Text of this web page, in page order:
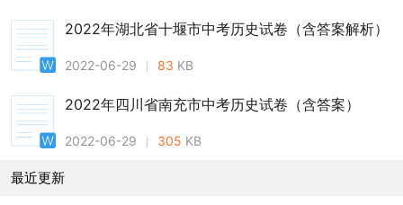
2022年湖北省十堰市中考历史试卷（含答案解析）
2022-06-29 83 KB
2022年四川省南充市中考历史试卷（含答案）
2022-06-29 305 KB
最近更新